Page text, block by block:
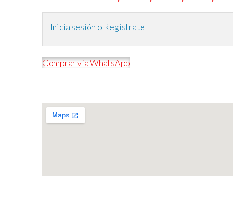
Inicia sesión o Regístrate
Comprar vía WhatsApp